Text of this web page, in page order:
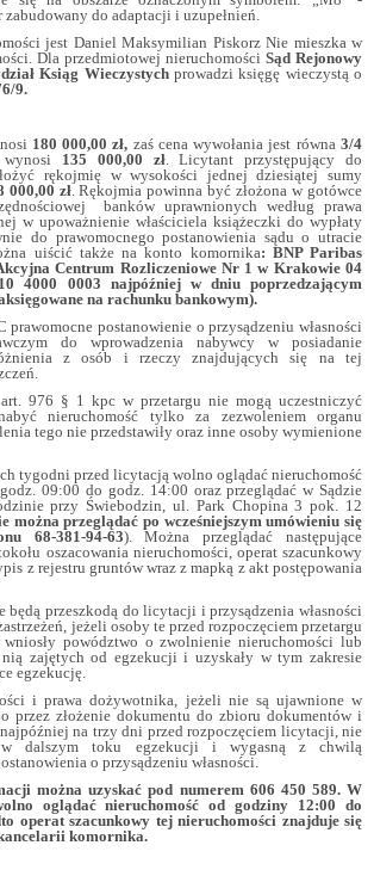
do adaptacji i uzupełnień.
jest Daniel Maksymilian Piskorz Nie mieszka w
Dla przedmiotowej nieruchomości Sąd Rejonowy
Ksiąg Wieczystychprowadzi księgę wieczystą o
9.
180 000,00 zł, zaś cena wywołania jest równa3/4
135 000,00 zł. Licytant przystępujący do
rękojmię w wysokości jednej dziesiątej sumy
000,00 zł. Rękojmia powinna być złożona w gotówce
banków uprawnionych według prawa
w upoważnienie właściciela książeczki do wypłaty
do prawomocnego postanowienia sądu o utracie
uiścić także na konto komornika: BNP Paribas
Centrum Rozliczeniowe Nr 1 w Krakowie 04
4000 0003 najpóźniej w dniu poprzedzającym
na rachunku bankowym).
prawomocne postanowienie o przysądzeniu własności
do wprowadzenia nabywcy w posiadanie
z osób i rzeczy znajdujących się na tej
976 § 1 kpc w przetargu nie mogą uczestniczyć
nieruchomość tylko za zezwoleniem organu
tego nie przedstawiły oraz inne osoby wymienione
tygodni przed licytacją wolno oglądać nieruchomość
09:00 do godz. 14:00 oraz przeglądać w Sądzie
przy Świebodzin, ul. Park Chopina 3 pok. 12
można przeglądać po wcześniejszym umówieniu się
68-381-94-63). Można przeglądać następujące
oszacowania nieruchomości, operat szacunkowy
z rejestru gruntów wraz z mapką z akt postępowania
będą przeszkodą do licytacji i przysądzenia własności
jeżeli osoby te przed rozpoczęciem przetargu
powództwo o zwolnienie nieruchomości lub
zajętych od egzekucji i uzyskały w tym zakresie
egzekucję.
i prawa dożywotnika, jeżeli nie są ujawnione w
przez złożenie dokumentu do zbioru dokumentów i
najpóźniej na trzy dni przed rozpoczęciem licytacji, nie
w dalszym toku egzekucji i wygasną z chwilą
o przysądzeniu własności.
można uzyskać pod numerem 606 450 589. W
oglądać nieruchomość od godziny 12:00 do
operat szacunkowy tej nieruchomości znajduje się
komornika.